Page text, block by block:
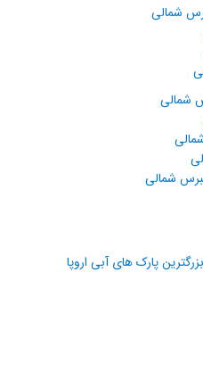
شمالی
شمالی
شمالی
پارک های آبی اروپا